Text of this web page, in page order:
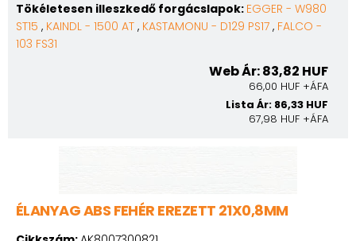
Tökéletesen illeszkedő forgácslapok: EGGER - W980
ST15 , KAINDL - 1500 AT , KASTAMONU - D129 PS17 , FALCO -
103 FS31
Web Ár: 83,82 HUF
66,00 HUF +ÁFA
Lista Ár: 86,33 HUF
67,98 HUF +ÁFA
ÉLANYAG ABS FEHÉR EREZETT 21X0,8MM